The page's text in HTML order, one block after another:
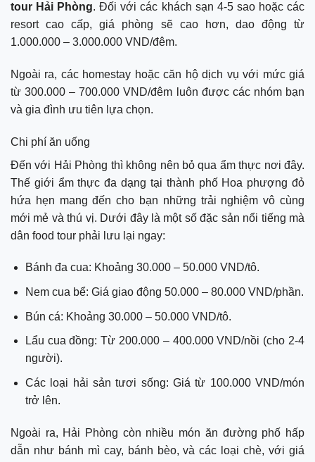
tour Hải Phòng. Đối với các khách sạn 4-5 sao hoặc các
resort cao cấp, giá phòng sẽ cao hơn, dao động từ
1.000.000 – 3.000.000 VND/đêm.
Ngoài ra, các homestay hoặc căn hộ dịch vụ với mức giá
từ 300.000 – 700.000 VND/đêm luôn được các nhóm bạn
và gia đình ưu tiên lựa chọn.
Chi phí ăn uống
Đến với Hải Phòng thì không nên bỏ qua ẩm thực nơi đây.
Thế giới ẩm thực đa dạng tại thành phố Hoa phượng đỏ
hứa hẹn mang đến cho bạn những trải nghiệm vô cùng
mới mẻ và thú vị. Dưới đây là một số đặc sản nổi tiếng mà
dân food tour phải lưu lại ngay:
Bánh đa cua: Khoảng 30.000 – 50.000 VND/tô.
Nem cua bể: Giá giao động 50.000 – 80.000 VND/phần.
Bún cá: Khoảng 30.000 – 50.000 VND/tô.
Lẩu cua đồng: Từ 200.000 – 400.000 VND/nồi (cho 2-4
người).
Các loại hải sản tươi sống: Giá từ 100.000 VND/món
trở lên.
Ngoài ra, Hải Phòng còn nhiều món ăn đường phố hấp
dẫn như bánh mì cay, bánh bèo, và các loại chè, với giá